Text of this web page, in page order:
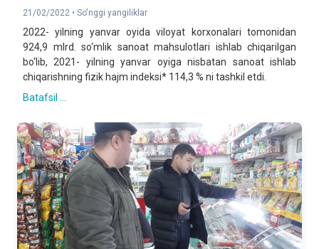
21/02/2022 • So'nggi yangiliklar
2022- yilning yanvar oyida viloyat korxonalari tomonidan
924,9 mlrd. so‘mlik sanoat mahsulotlari ishlab chiqarilgan
bo‘lib, 2021- yilning yanvar oyiga nisbatan sanoat ishlab
chiqarishning fizik hajm indeksi* 114,3 % ni tashkil etdi.
Batafsil ...